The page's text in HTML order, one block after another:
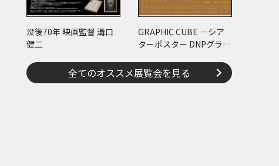
没後70年 映画監督 溝口
健二
GRAPHIC CUBE －シア
ターポスター DNPグラフ
イブより
全てのオススメ展覧会を見る